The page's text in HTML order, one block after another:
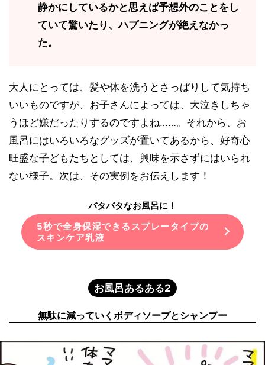
静かにしているかと思えば予想外のことをし
ていて驚いたり、ハプニングが絶えなかっ
た。
大人にとっては、髪や体を洗うとさっぱりして気持ち
いいものですが、お子さんによっては、大泣きしちゃ
うほど嫌だったりするのですよね……。それから、お
風呂にはいろいろなグッズが置いてあるから、好奇心
旺盛な子どもたちとしては、興味を示さずにはいられ
ない様子。次は、その実例をお伝えします！
バタバタなお風呂に！
5秒で全身保湿できるスプレータイプの
スキンケア乳液
お風呂あるある2
無駄に減っていくボディソープとシャンプー